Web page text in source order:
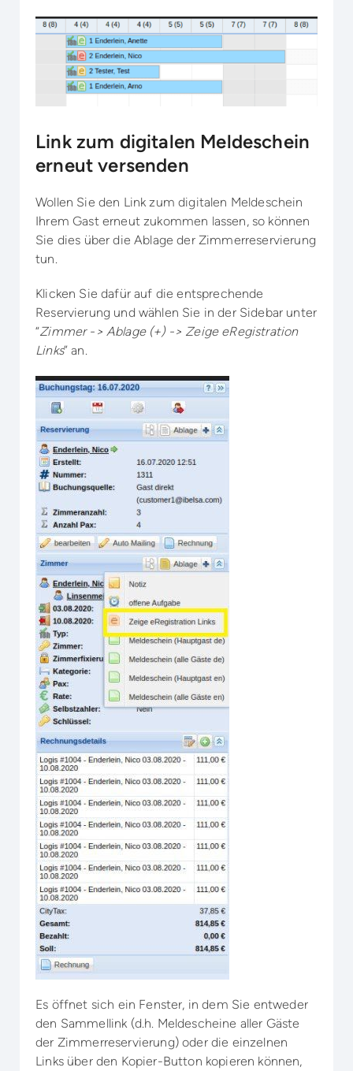
Link zum digitalen Meldeschein
erneut versenden
Wollen Sie den Link zum digitalen Meldeschein
Ihrem Gast erneut zukommen lassen, so können
Sie dies über die Ablage der Zimmerreservierung
tun.
Klicken Sie dafür auf die entsprechende
Reservierung und wählen Sie in der Sidebar unter
“Zimmer -> Ablage (+) -> Zeige eRegistration
Links” an.
Es öffnet sich ein Fenster, in dem Sie entweder
den Sammellink (d.h. Meldescheine aller Gäste
der Zimmerreservierung) oder die einzelnen
Links über den Kopier-Button kopieren können,